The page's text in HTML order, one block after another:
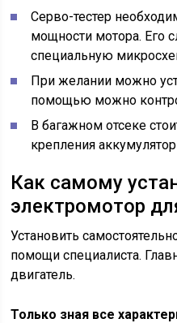
Серво-тестер
мощности мотора. Его
специальную
При желании можно
помощью можно
В багажном отсеке
крепления
Как самому
электромотор
Установить
помощи специалиста.
двигатель.
Только зная все